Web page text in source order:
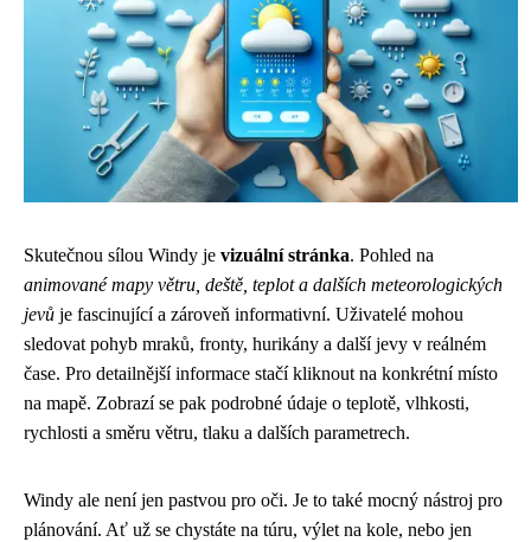
Skutečnou sílou Windy je vizuální stránka. Pohled na
animované mapy větru, deště, teplot a dalších meteorologických
jevů je fascinující a zároveň informativní. Uživatelé mohou
sledovat pohyb mraků, fronty, hurikány a další jevy v reálném
čase. Pro detailnější informace stačí kliknout na konkrétní místo
na mapě. Zobrazí se pak podrobné údaje o teplotě, vlhkosti,
rychlosti a směru větru, tlaku a dalších parametrech.
Windy ale není jen pastvou pro oči. Je to také mocný nástroj pro
plánování. Ať už se chystáte na túru, výlet na kole, nebo jen